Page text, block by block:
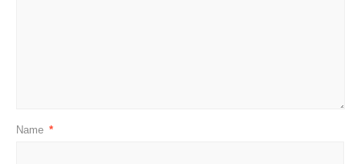
Name *